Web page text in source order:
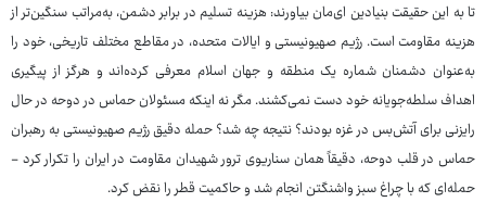
تا به این حقیقت بنیادین ای‌مان بیاورند: هزینه تسلیم در برابر دشمن، به‌مراتب سنگین‌تر از
هزینه مقاومت است. رژیم صهیونیستی و ایالات متحده، در مقاطع مختلف تاریخی، خود را
به‌عنوان دشمنان شماره یک منطقه و جهان اسلام معرفی کرده‌اند و هرگز از پیگیری
اهداف سلطه‌جویانه خود دست نمی‌کشند. مگر نه اینکه مسئولان حماس در دوحه در حال
رایزنی برای آتش‌بس در غزه بودند؟ نتیجه چه شد؟ حمله دقیق رژیم صهیونیستی به رهبران
حماس در قلب دوحه، دقیقاً همان سناریوی ترور شهیدان مقاومت در ایران را تکرار کرد -
حمله‌ای که با چراغ سبز واشنگتن انجام شد و حاکمیت قطر را نقض کرد.